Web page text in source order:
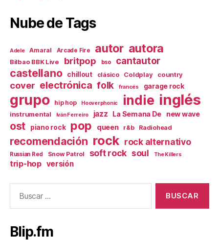
Nube de Tags
Adele Amaral Arcade Fire autor autora
Bilbao BBK Live britpop bso cantautor
castellano chillout clásico Coldplay country
cover electrónica folk francés garage rock
grupo hip hop Hooverphonic indie inglés
instrumental Iván Ferreiro jazz La Semana De new wave
ost piano rock pop queen r&b Radiohead
recomendación rock rock alternativo
Russian Red Snow Patrol soft rock soul The Killers
trip-hop versión
Blip.fm